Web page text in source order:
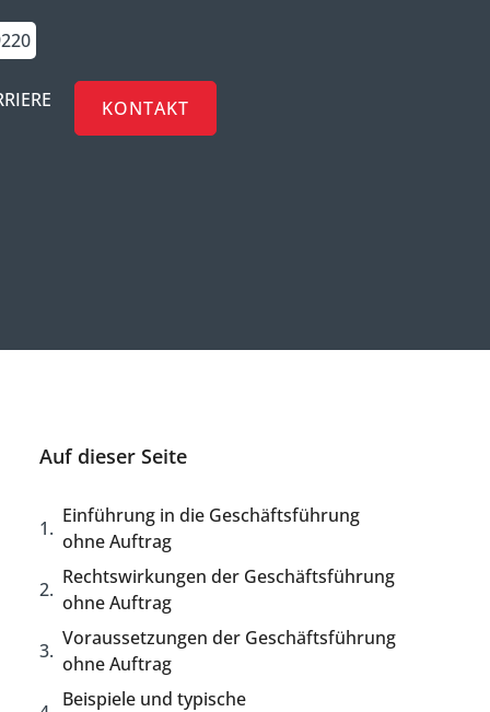
KONTAKT
Auf dieser Seite
Einführung in die Geschäftsführung
ohne Auftrag
Rechtswirkungen der Geschäftsführung
ohne Auftrag
Voraussetzungen der Geschäftsführung
ohne Auftrag
Beispiele und typische